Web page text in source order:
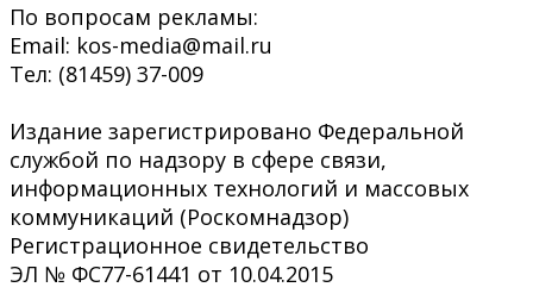
По вопросам рекламы:
Email: kos-media@mail.ru
Тел: (81459) 37-009
Издание зарегистрировано Федеральной
службой по надзору в сфере связи,
информационных технологий и массовых
коммуникаций (Роскомнадзор)
Регистрационное свидетельство
ЭЛ № ФС77-61441 от 10.04.2015